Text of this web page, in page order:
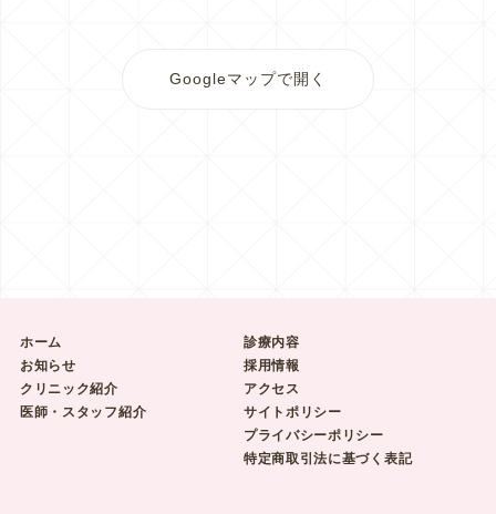
Googleマップで開く
ホーム
お知らせ
クリニック紹介
医師・スタッフ紹介
診療内容
採用情報
アクセス
サイトポリシー
プライバシーポリシー
特定商取引法に基づく表記